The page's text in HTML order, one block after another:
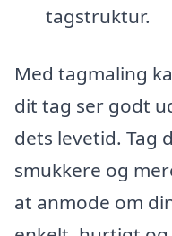
tagstruktur.
Med tagmaling
dit tag ser godt
dets levetid. Tag
smukkere og
at anmode om